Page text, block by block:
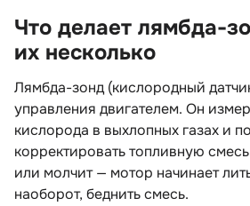
Что делает лямбда-
их несколько
Лямбда-зонд (кислородный
управления двигателем. Он
кислорода в выхлопных газах и
корректировать топливную
или молчит — мотор начинает
наоборот, беднить смесь.